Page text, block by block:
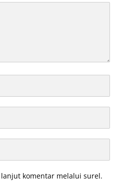
komentar melalui surel.